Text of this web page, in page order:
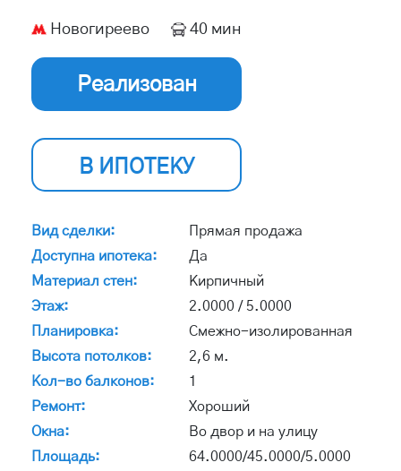
Новогиреево 40 мин
Реализован
В ИПОТЕКУ
Вид сделки:
Прямая продажа
Доступна ипотека:
Да
Материал стен:
Кирпичный
Этаж:
2.0000 / 5.0000
Планировка:
Смежно-изолированная
Высота потолков:
2,6 м.
Кол-во балконов:
1
Ремонт:
Хороший
Окна:
Во двор и на улицу
Площадь:
64.0000/45.0000/5.0000